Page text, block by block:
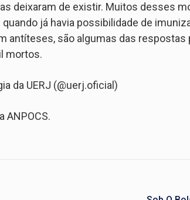
deixaram de existir. Muitos desses
já havia possibilidade de
antíteses, são algumas das respostas
mortos.
da UERJ (@uerj.oficial)
ANPOCS.